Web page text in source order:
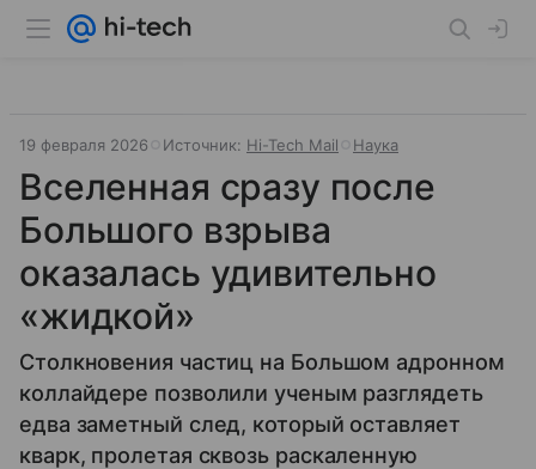
19 февраля 2026 Источник: Hi-Tech Mail Наука
Вселенная сразу после
Большого взрыва
оказалась удивительно
«жидкой»
Столкновения частиц на Большом адронном
коллайдере позволили ученым разглядеть
едва заметный след, который оставляет
кварк, пролетая сквозь раскаленную